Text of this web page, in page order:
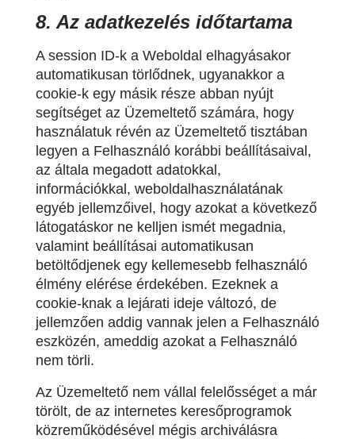
8. Az adatkezelés időtartama
A session ID-k a Weboldal elhagyásakor
automatikusan törlődnek, ugyanakkor a
cookie-k egy másik része abban nyújt
segítséget az Üzemeltető számára, hogy
használatuk révén az Üzemeltető tisztában
legyen a Felhasználó korábbi beállításaival,
az általa megadott adatokkal,
információkkal, weboldalhasználatának
egyéb jellemzőivel, hogy azokat a következő
látogatáskor ne kelljen ismét megadnia,
valamint beállításai automatikusan
betöltődjenek egy kellemesebb felhasználó
élmény elérése érdekében. Ezeknek a
cookie-knak a lejárati ideje változó, de
jellemzően addig vannak jelen a Felhasználó
eszközén, ameddig azokat a Felhasználó
nem törli.
Az Üzemeltető nem vállal felelősséget a már
törölt, de az internetes keresőprogramok
közreműködésével mégis archiválásra